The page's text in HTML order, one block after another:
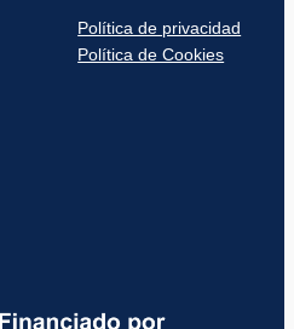
Política de privacidad
Política de Cookies